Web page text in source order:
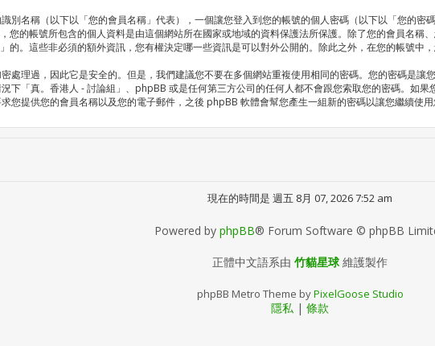
別名稱（以下以「您的會員名稱」代表），一個讓您登入到您的帳號的個人密碼（以下以「您的
您的帳號所包含的個人資料是由這個網站所在國家或地域的資料保護法所保護。除了您的會員名稱
的。這些非必須的額外資訊，您有權決定哪一些資訊是可以對外公開的。除此之外，在您的帳號中
處理過，因此它是安全的。但是，我們建議您不要在多個網站重複使用相同的密碼。您的密碼是
下「真。香港人 - 討論組」、phpBB 或是任何第三方公司的任何人都不會跟您索取您的密碼。如
您提供您的會員名稱以及您的電子郵件，之後 phpBB 軟體會幫您產生一組新的密碼以讓您繼續使用
現在的時間是 週五 8月 07, 2026 7:52 am
Powered by phpBB® Forum Software © phpBB
正體中文語系由 竹貓星球維護製作
phpBB Metro Theme byPixelGoose Studio
隱私 | 條款